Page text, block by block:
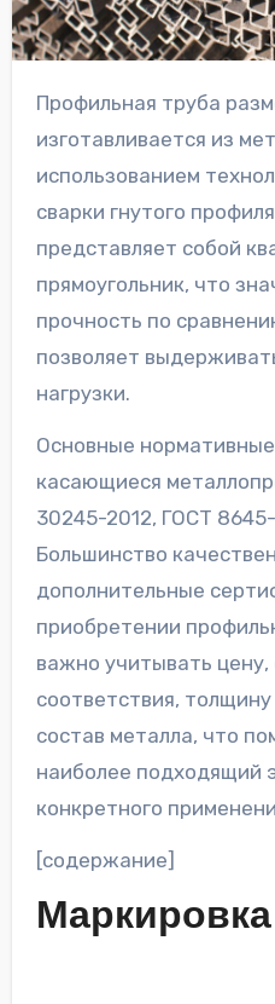
Профильная труба размером 80х80х3
изготавливается из
использованием
сварки гнутого
представляет собой
прямоугольник, что
прочность по
позволяет
нагрузки.
Основные
касающиеся
30245-2012, ГОСТ
Большинство
дополнительные
приобретении
важно учитывать
соответствия,
состав металла, что
наиболее подходящий
конкретного
[содержание]
Маркировка